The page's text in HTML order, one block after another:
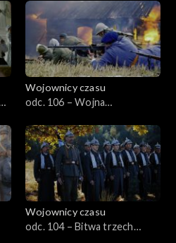
1943
Wojownicy czasu
odc. 106 – Wojna
Cieszyński 1919
Wojownicy czasu
odc. 104 – Bitwa trzech